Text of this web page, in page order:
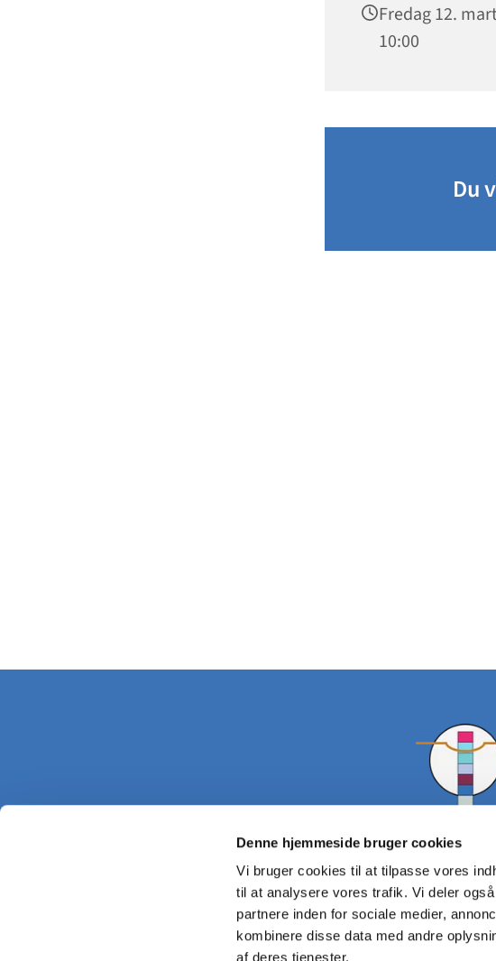
Denne hjemmeside bruger cookies
Vi bruger cookies til at tilpasse vores
til at analysere vores trafik. Vi deler
partnere inden for sociale medier,
kombinere disse data med andre
af deres tjenester.
Fredag 12.
10:00
Du